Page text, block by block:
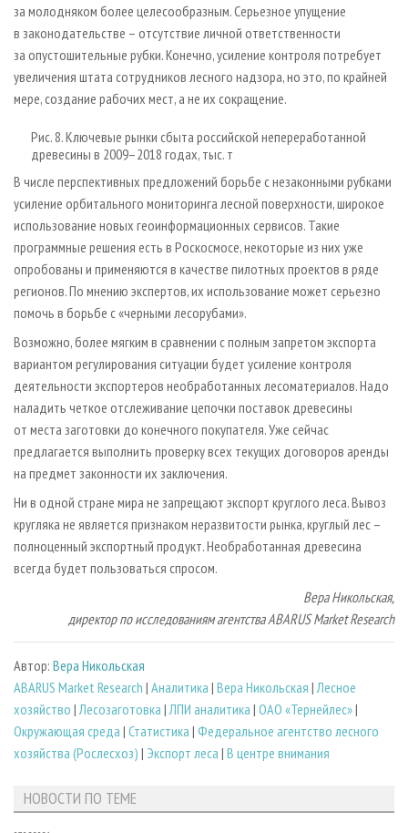
за молодняком более целесообразным. Серьезное упущение
в законодательстве – отсутствие личной ответственности
за опустошительные рубки. Конечно, усиление контроля потребует
увеличения штата сотрудников лесного надзора, но это, по крайней
мере, создание рабочих мест, а не их сокращение.
Рис. 8. Ключевые рынки сбыта российской непереработанной
древесины в 2009–2018 годах, тыс. т
В числе перспективных предложений борьбе с незаконными рубками
усиление орбитального мониторинга лесной поверхности, широкое
использование новых геоинформационных сервисов. Такие
программные решения есть в Роскосмосе, некоторые из них уже
опробованы и применяются в качестве пилотных проектов в ряде
регионов. По мнению экспертов, их использование может серьезно
помочь в борьбе с «черными лесорубами».
Возможно, более мягким в сравнении с полным запретом экспорта
вариантом регулирования ситуации будет усиление контроля
деятельности экспортеров необработанных лесоматериалов. Надо
наладить четкое отслеживание цепочки поставок древесины
от места заготовки до конечного покупателя. Уже сейчас
предлагается выполнить проверку всех текущих договоров аренды
на предмет законности их заключения.
Ни в одной стране мира не запрещают экспорт круглого леса. Вывоз
кругляка не является признаком неразвитости рынка, круглый лес –
полноценный экспортный продукт. Необработанная древесина
всегда будет пользоваться спросом.
Вера Никольская,
директор по исследованиям агентства ABARUS Market Research
Автор: Вера Никольская
ABARUS Market Research | Аналитика | Вера Никольская | Лесное
хозяйство | Лесозаготовка | ЛПИ аналитика | ОАО «Тернейлес»|
Окружающая среда | Статистика | Федеральное агентство лесного
хозяйства (Рослесхоз) | Экспорт леса | В центре внимания
НОВОСТИ ПО ТЕМЕ